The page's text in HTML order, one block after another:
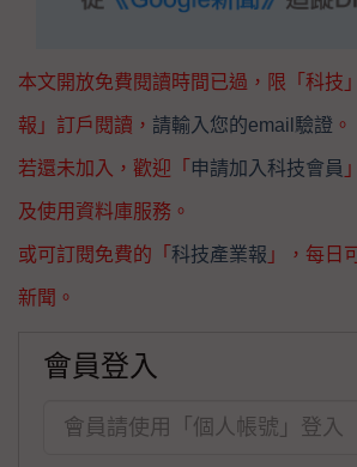
本文開放免費閱讀時間已過，限「科技
報」訂戶閱讀， 請輸入您的email驗證 。
若還未加入，歡迎「 申請加入科技會員
及使用資料庫服務。
或可訂閱免費的「 科技產業報 」，每日
新聞。
會員登入